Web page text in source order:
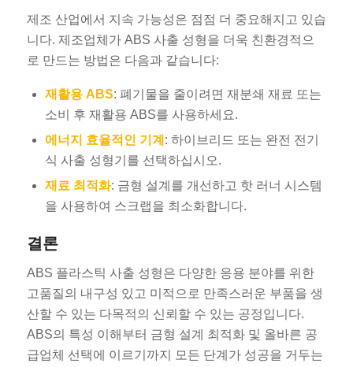
제조 산업에서 지속 가능성은 점점 더 중요해지고 있습
니다. 제조업체가 ABS 사출 성형을 더욱 친환경적으
로 만드는 방법은 다음과 같습니다:
재활용 ABS: 폐기물을 줄이려면 재분쇄 재료 또는
소비 후 재활용 ABS를 사용하세요.
에너지 효율적인 기계 : 하이브리드 또는 완전 전기
식 사출 성형기를 선택하십시오.
재료 최적화: 금형 설계를 개선하고 핫 러너 시스템
을 사용하여 스크랩을 최소화합니다.
결론
ABS 플라스틱 사출 성형은 다양한 응용 분야를 위한
고품질의 내구성 있고 미적으로 만족스러운 부품을 생
산할 수 있는 다목적의 신뢰할 수 있는 공정입니다.
ABS의 특성 이해부터 금형 설계 최적화 및 올바른 공
급업체 선택에 이르기까지 모든 단계가 성공을 거두는